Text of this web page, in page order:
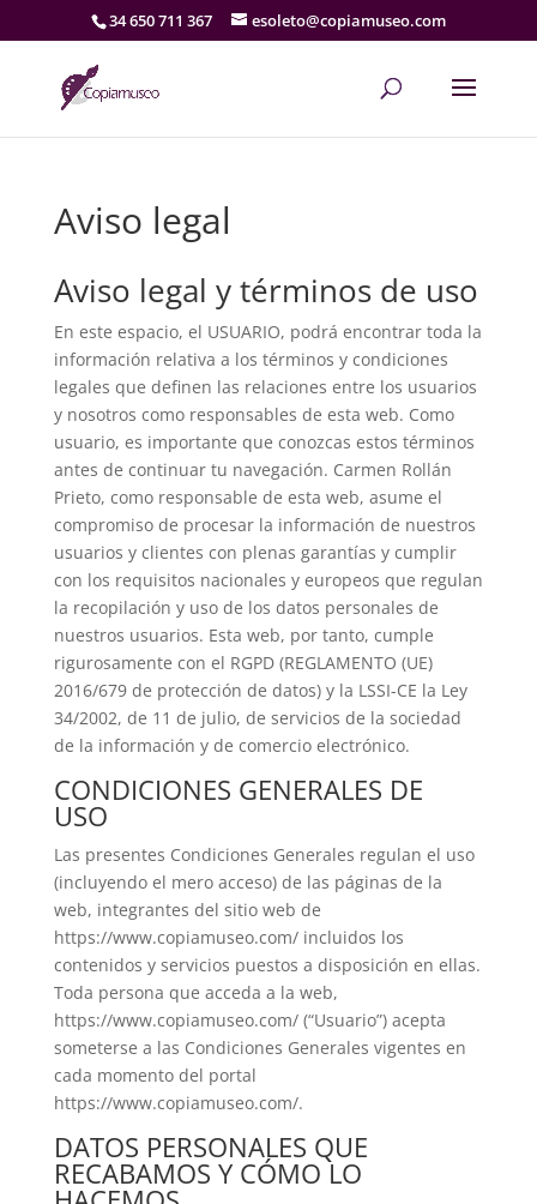
34 650 711 367 esoleto@copiamuseo.com
Aviso legal
Aviso legal y términos de uso
En este espacio, el USUARIO, podrá encontrar toda la
información relativa a los términos y condiciones
legales que definen las relaciones entre los usuarios
y nosotros como responsables de esta web. Como
usuario, es importante que conozcas estos términos
antes de continuar tu navegación. Carmen Rollán
Prieto, como responsable de esta web, asume el
compromiso de procesar la información de nuestros
usuarios y clientes con plenas garantías y cumplir
con los requisitos nacionales y europeos que regulan
la recopilación y uso de los datos personales de
nuestros usuarios. Esta web, por tanto, cumple
rigurosamente con el RGPD (REGLAMENTO (UE)
2016/679 de protección de datos) y la LSSI-CE la Ley
34/2002, de 11 de julio, de servicios de la sociedad
de la información y de comercio electrónico.
CONDICIONES GENERALES DE
USO
Las presentes Condiciones Generales regulan el uso
(incluyendo el mero acceso) de las páginas de la
web, integrantes del sitio web de
https://www.copiamuseo.com/ incluidos los
contenidos y servicios puestos a disposición en ellas.
Toda persona que acceda a la web,
https://www.copiamuseo.com/ (“Usuario”) acepta
someterse a las Condiciones Generales vigentes en
cada momento del portal
https://www.copiamuseo.com/.
DATOS PERSONALES QUE
RECABAMOS Y CÓMO LO